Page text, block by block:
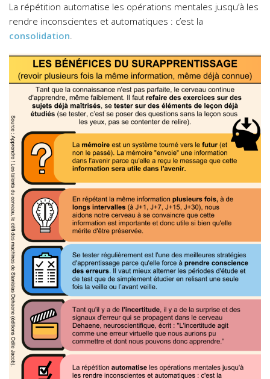
La répétition automatise les opérations mentales jusqu’à les
rendre inconscientes et automatiques : c’est la
consolidation.